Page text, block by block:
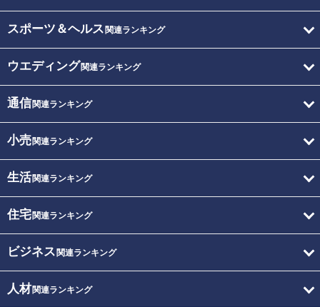
スポーツ＆ヘルス 関連ランキング
ウエディング関連ランキング
通信関連ランキング
小売関連ランキング
生活関連ランキング
住宅関連ランキング
ビジネス 関連ランキング
人材関連ランキング